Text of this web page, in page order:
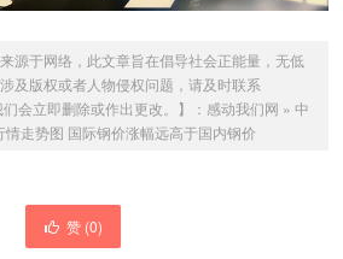
源于网络，此文章旨在倡导社会正能量，无低
及版权或者人物侵权问题，请及时联系
会立即删除或作出更改。】： 感动我们网 » 中
情走势图 国际钢价涨幅远高于国内钢价
赞 (0)